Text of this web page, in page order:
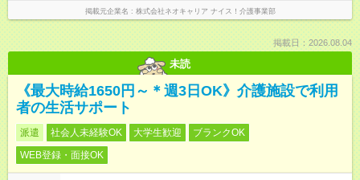
掲載元企業名 株式会社ネオキャリア ナイス！介護事業部
掲載日：2026.08.04
未読
《最大時給1650円～＊週3日OK》介護施設で利用
者の生活サポート
派遣 社会人未経験OK 大学生歓迎
ブランクOK
WEB登録・面接OK